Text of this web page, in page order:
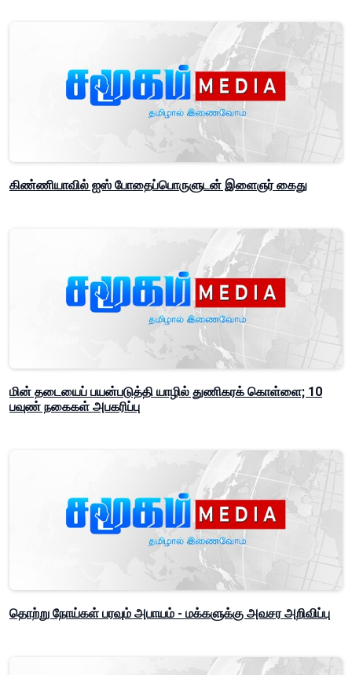
கிண்ணியாவில் ஐஸ் போதைப்பொருளுடன் இளைஞர் கைது
மின் தடையைப் பயன்படுத்தி யாழில் துணிகரக் கொள்ளை; 10
பவுண் நகைகள் அபகரிப்பு
தொற்று நோய்கள் பரவும் அபாயம் - மக்களுக்கு அவசர அறிவிப்பு